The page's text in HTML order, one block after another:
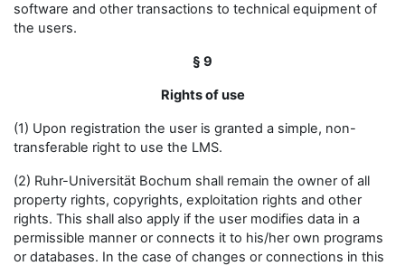
software and other transactions to technical equipment of
the users.
§ 9
Rights of use
(1) Upon registration the user is granted a simple, non-
transferable right to use the LMS.
(2) Ruhr-Universität Bochum shall remain the owner of all
property rights, copyrights, exploitation rights and other
rights. This shall also apply if the user modifies data in a
permissible manner or connects it to his/her own programs
or databases. In the case of changes or connections in this